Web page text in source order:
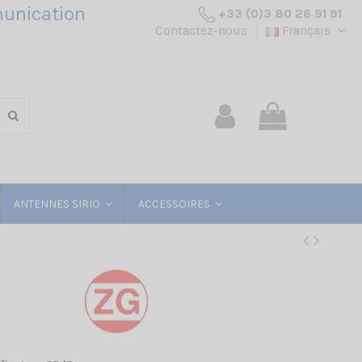
+33 (0)3 80 26 91 91
Contactez-nous
Français
ANTENNES SIRIO ACCESSOIRES